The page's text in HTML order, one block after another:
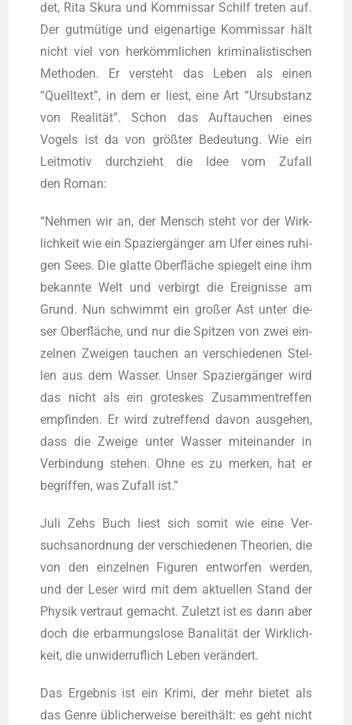
det, Rita Sku­ra und Kom­mis­sar Schilf tre­ten auf.
Der gut­mü­ti­ge und eigen­ar­ti­ge Kom­mis­sar hält
nicht viel von her­kömm­li­chen kri­mi­na­lis­ti­schen
Metho­den. Er ver­steht das Leben als einen
“Quell­text”, in dem er liest, eine Art “Ursub­stanz
von Rea­li­tät”. Schon das Auf­tau­chen eines
Vogels ist da von größ­ter Bedeu­tung. Wie ein
Leit­mo­tiv durch­zieht die Idee vom Zufall
den Roman:
“Neh­men wir an, der Mensch steht vor der Wirk­
lich­keit wie ein Spa­zier­gän­ger am Ufer eines ruhi­
gen Sees. Die glat­te Ober­flä­che spie­gelt eine ihm
bekann­te Welt und ver­birgt die Ereig­nis­se am
Grund. Nun schwimmt ein gro­ßer Ast unter die­
ser Ober­flä­che, und nur die Spit­zen von zwei ein­
zel­nen Zwei­gen tau­chen an ver­schie­de­nen Stel­
len aus dem Was­ser. Unser Spa­zier­gän­ger wird
das nicht als ein gro­tes­kes Zusam­men­tref­fen
emp­fin­den. Er wird zutref­fend davon aus­ge­hen,
dass die Zwei­ge unter Was­ser mit­ein­an­der in
Ver­bin­dung ste­hen. Ohne es zu mer­ken, hat er
begrif­fen, was Zufall ist.”
Juli Zehs Buch liest sich somit wie eine Ver­
suchs­an­ord­nung der ver­schie­de­nen Theo­rien, die
von den ein­zel­nen Figu­ren ent­wor­fen wer­den,
und der Leser wird mit dem aktu­el­len Stand der
Phy­sik ver­traut gemacht. Zuletzt ist es dann aber
doch die erbar­mungs­lo­se Bana­li­tät der Wirk­lich­
keit, die unwi­der­ruf­lich Leben verändert.
Das Ergeb­nis ist ein Kri­mi, der mehr bie­tet als
das Gen­re übli­cher­wei­se bereit­hält: es geht nicht